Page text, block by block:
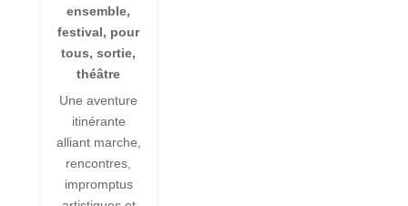
ensemble,
festival, pour
tous,sortie,
théâtre
Une aventure
itinérante
alliant marche,
rencontres,
impromptus